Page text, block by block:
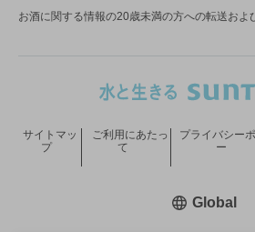
お酒に関する情報の20歳未満の方への転送およ
サイトマッ
プ
ご利用にあたっ
て
プライバシー
ー
Global新